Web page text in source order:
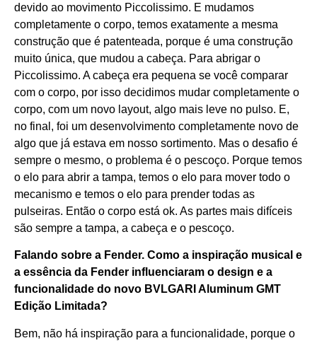
devido ao movimento Piccolissimo. E mudamos
completamente o corpo, temos exatamente a mesma
construção que é patenteada, porque é uma construção
muito única, que mudou a cabeça. Para abrigar o
Piccolissimo. A cabeça era pequena se você comparar
com o corpo, por isso decidimos mudar completamente o
corpo, com um novo layout, algo mais leve no pulso. E,
no final, foi um desenvolvimento completamente novo de
algo que já estava em nosso sortimento. Mas o desafio é
sempre o mesmo, o problema é o pescoço. Porque temos
o elo para abrir a tampa, temos o elo para mover todo o
mecanismo e temos o elo para prender todas as
pulseiras. Então o corpo está ok. As partes mais difíceis
são sempre a tampa, a cabeça e o pescoço.
Falando sobre a Fender. Como a inspiração musical e
a essência da Fender influenciaram o design e a
funcionalidade do novo BVLGARI Aluminum GMT
Edição Limitada?
Bem, não há inspiração para a funcionalidade, porque o